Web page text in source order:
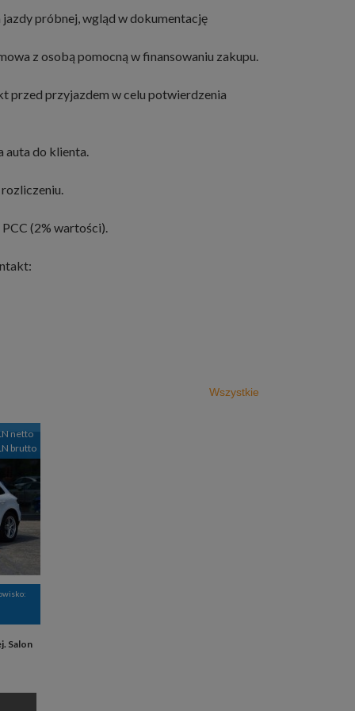
próbnej, wgląd w dokumentację
z osobą pomocną w finansowaniu zakupu.
przed przyjazdem w celu potwierdzenia
auta do klienta.
(2% wartości).
Wszystkie
netto
brutto
Salon